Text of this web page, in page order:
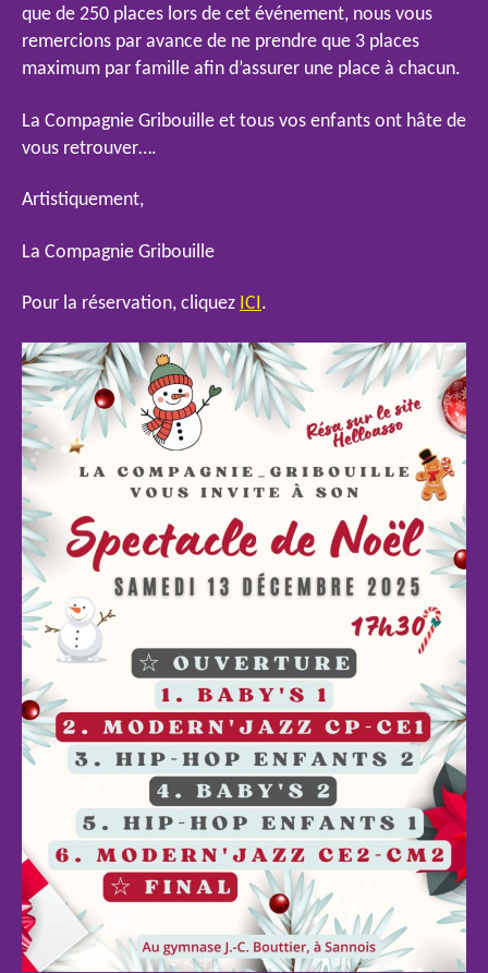
que de 250 places lors de cet événement, nous vous
remercions par avance de ne prendre que 3 places
maximum par famille afin d’assurer une place à chacun.
La Compagnie Gribouille et tous vos enfants ont hâte de
vous retrouver….
Artistiquement,
La Compagnie Gribouille
Pour la réservation, cliquez ICI.